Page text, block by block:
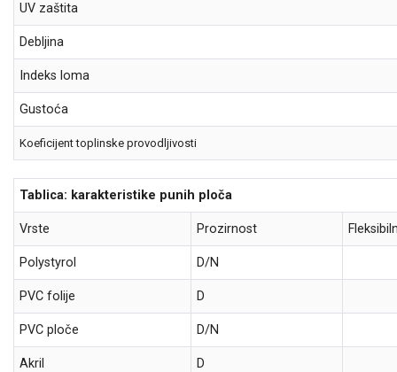
UV zaštita
Debljina
Indeks loma
Gustoća
Koeficijent toplinske provodljivosti
Tablica: karakteristike punih ploča
Vrste Prozirnost
Polystyrol D/N
PVC folije D
PVC ploče D/N
Akril D